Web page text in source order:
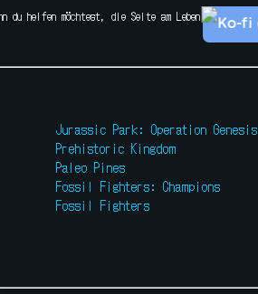
helfen möchtest, die Seite am Leben
Jurassic Park: Operation Genesis
Prehistoric Kingdom
Paleo Pines
Fossil Fighters: Champions
Fossil Fighters